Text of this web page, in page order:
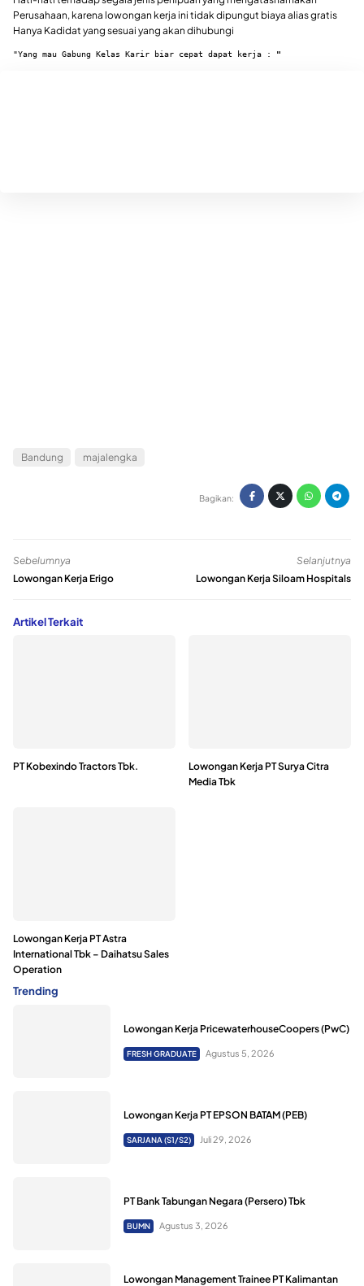
Perusahaan, karena lowongan kerja ini tidak dipungut biaya alias gratis
Hanya Kadidat yang sesuai yang akan dihubungi
"Yang mau Gabung Kelas Karir biar cepat dapat kerja : "
Bandung majalengka
Bagikan:
Sebelumnya
Lowongan Kerja Erigo
Selanjutnya
Lowongan Kerja Siloam Hospitals
Artikel Terkait
PT Kobexindo Tractors Tbk.
Lowongan Kerja PT Surya Citra
Media Tbk
Lowongan Kerja PT Astra
International Tbk – Daihatsu Sales
Operation
Trending
Lowongan Kerja PricewaterhouseCoopers (PwC)
FRESH GRADUATE Agustus 5, 2026
Lowongan Kerja PT EPSON BATAM (PEB)
SARJANA (S1/S2) Juli 29, 2026
PT Bank Tabungan Negara (Persero) Tbk
BUMN Agustus 3, 2026
Lowongan Management Trainee PT Kalimantan